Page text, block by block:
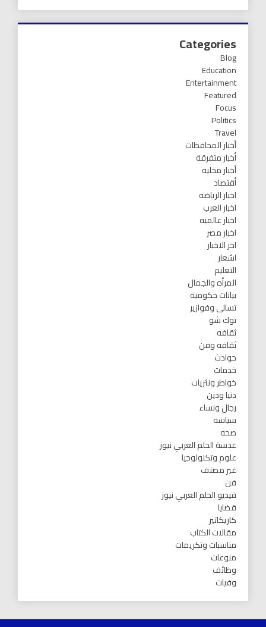
Categories
Blog
Education
Entertainment
Featured
Focus
Politics
Travel
أخبار المحافظات
أخبار متفرقة
أخبار محليه
أقتصاد
اخبار الرياضه
اخبار العرب
اخبار عالميه
اخبار مصر
اخر الاخبار
اشعار
التعليم
المرأه والجمال
بيانات حكومية
تسالى وفوازير
توك شو
ثقافه
ثقافه وفن
حوادث
خدمات
خواطر ونثريات
دنيا ودين
رجال ونساء
سياسه
صحه
عدسة الحلم العربي نيوز
علوم وتكنولوجيا
غير مصنف
فن
فيديو الحلم العربي نيوز
قضايا
كاريكاتير
مقالات الكتاب
مناسبات وتكريمات
منوعات
وظائف
وفيات